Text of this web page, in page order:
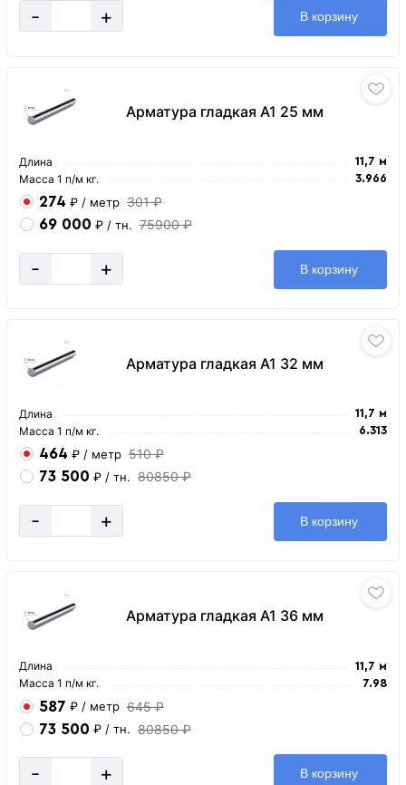
- + В корзину
Арматура гладкая А1 25 мм
Длина 11,7 м
Масса 1 п/м кг. 3.966
274 ₽ / метр 301 ₽
69 000 ₽ / тн. 75900 ₽
- + В корзину
Арматура гладкая А1 32 мм
Длина 11,7 м
Масса 1 п/м кг. 6.313
464 ₽ / метр 510 ₽
73 500 ₽ / тн. 80850 ₽
- + В корзину
Арматура гладкая А1 36 мм
Длина 11,7 м
Масса 1 п/м кг. 7.98
587 ₽ / метр 645 ₽
73 500 ₽ / тн. 80850 ₽
- + В корзину